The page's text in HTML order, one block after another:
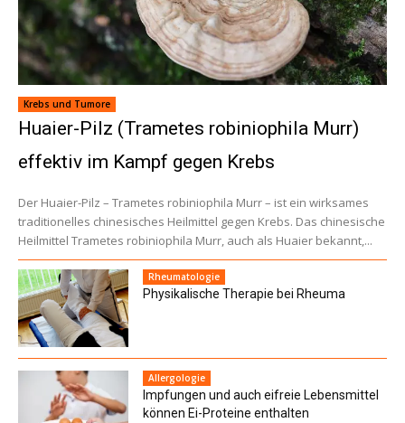
Krebs und Tumore
Huaier-Pilz (Trametes robiniophila Murr)
effektiv im Kampf gegen Krebs
Der Huaier-Pilz – Trametes robiniophila Murr – ist ein wirksames
traditionelles chinesisches Heilmittel gegen Krebs. Das chinesische
Heilmittel Trametes robiniophila Murr, auch als Huaier bekannt,...
Rheumatologie
Physikalische Therapie bei Rheuma
Allergologie
Impfungen und auch eifreie Lebensmittel
können Ei-Proteine enthalten